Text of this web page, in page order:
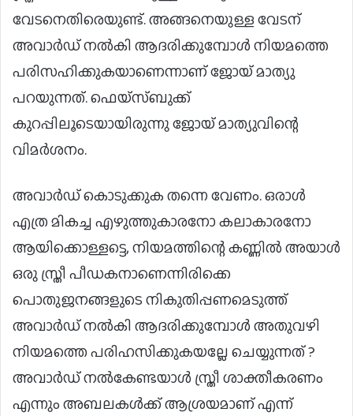
വേടനെതിരെയുണ്ട്. അങ്ങനെയുള്ള വേടന്
അവാര്‍ഡ് നല്‍കി ആദരിക്കുമ്പോള്‍ നിയമത്തെ
പരിസഹിക്കുകയാണെന്നാണ് ജോയ് മാത്യു
പറയുന്നത്. ഫെയ്‌സ്ബുക്ക്
കുറപ്പിലൂടെയായിരുന്നു ജോയ് മാത്യുവിന്റെ
വിമര്‍ശനം.
അവാര്‍ഡ് കൊടുക്കുക തന്നെ വേണം. ഒരാള്‍
എത്ര മികച്ച എഴുത്തുകാരനോ കലാകാരനോ
ആയിക്കൊള്ളട്ടെ, നിയമത്തിന്റെ കണ്ണില്‍ അയാള്‍
ഒരു സ്ത്രീ പീഡകനാണെന്നിരിക്കെ
പൊതുജനങ്ങളുടെ നികുതിപ്പണമെടുത്ത്
അവാര്‍ഡ് നല്‍കി ആദരിക്കുമ്പോള്‍ അതുവഴി
നിയമത്തെ പരിഹസിക്കുകയല്ലേ ചെയ്യുന്നത് ?
അവാര്‍ഡ് നല്‍കേണ്ടയാള്‍ സ്ത്രീ ശാക്തീകരണം
എന്നും അബലകള്‍ക്ക് ആശ്രയമാണ് എന്ന്